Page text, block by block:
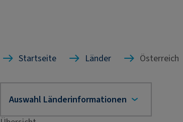
Startseite Länder Österreich